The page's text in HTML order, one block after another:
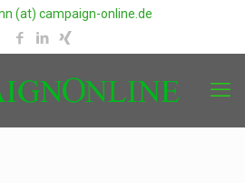
(at) campaign-online.de